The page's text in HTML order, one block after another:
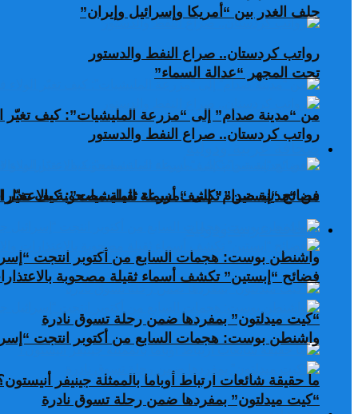
رواتب كردستان.. صراع النفط والدستور
من “مدينة صدام” إلى “مزرعة المليشيات”: كيف تغيّر
صحافة عربية ودولية
فضائح “إبستين” تكشف أسماء ثقيلة مصحوبة
واشنطن بوست: هجمات السابع من أكتوبر انتجت
“كيت ميدلتون” بمفردها ضمن رحلة تسوق نادرة
ما حقيقة شائعات ارتباط أوباما بالممثلة جينيفر
حلف الغدر بين “أمريكا وإسرائيل وإيران”
تحت المجهر “عدالة السماء”
رواتب كردستان.. صراع النفط والدستور
من “مدينة صدام” إلى “مزرعة المليشيات”: كيف تغيّر
صحافة عربية ودولية
فضائح “إبستين” تكشف أسماء ثقيلة مصحوبة
واشنطن بوست: هجمات السابع من أكتوبر انتجت
“كيت ميدلتون” بمفردها ضمن رحلة تسوق نادرة